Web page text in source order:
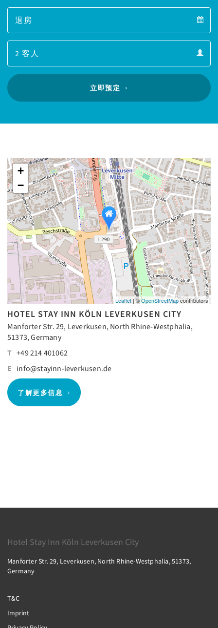
立即预定
+
−
Leaflet | ©OpenStreetMapcontributors
HOTEL STAY INN KÖLN LEVERKUSEN CITY
Manforter Str. 29, Leverkusen, North Rhine-Westphalia,
51373, Germany
T +49 214 401062
E info@stayinn-leverkusen.de
了解更多信息
Hotel Stay Inn Köln Leverkusen City
Manforter Str. 29, Leverkusen, North Rhine-Westphalia, 51373,
Germany
T&C
Imprint